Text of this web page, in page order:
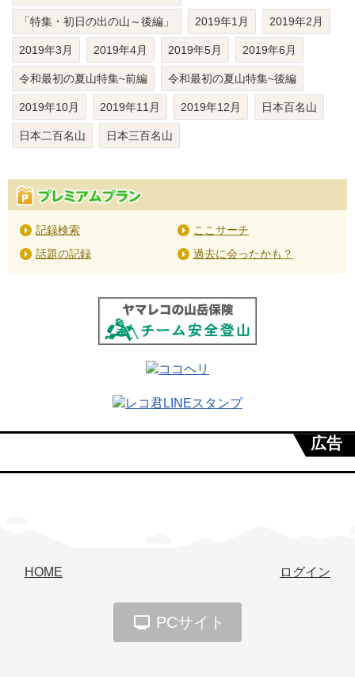
「特集・初日の出の山～後編」 2019年1月 2019年2月
2019年3月 2019年4月 2019年5月 2019年6月
令和最初の夏山特集~前編 令和最初の夏山特集~後編
2019年10月 2019年11月 2019年12月 日本百名山
日本二百名山 日本三百名山
記録検索
ここサーチ
話題の記録
過去に会ったかも？
広告
HOME ログイン
PCサイト